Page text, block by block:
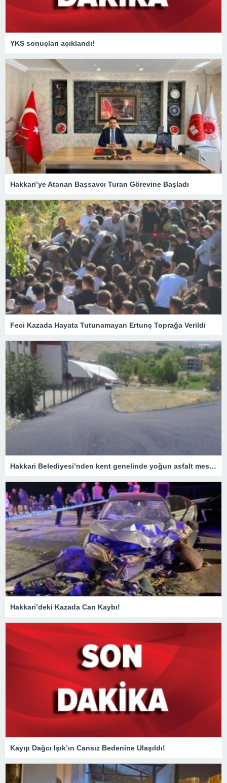
YKS sonuçları açıklandı!
Hakkari’ye Atanan Başsavcı Turan Görevine Başladı
Feci Kazada Hayata Tutunamayan Ertunç Toprağa Verildi
Hakkari Belediyesi’nden kent genelinde yoğun asfalt mesaisi
Hakkari’deki Kazada Can Kaybı!
Kayıp Dağcı Işık’ın Cansız Bedenine Ulaşıldı!